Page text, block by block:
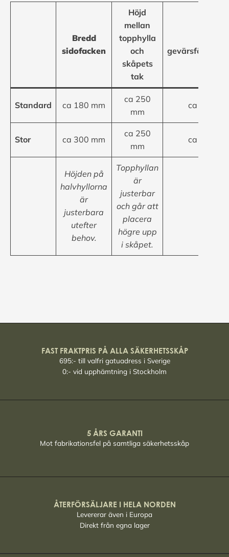
Bredd
sidofacken
Höjd
mellan
topphylla
och
skåpets
tak
Standard ca 180 mm
ca 250
mm
ca 355
Stor ca 300 mm
ca 250
mm
ca 235
Höjden på
halvhyllorna
är
justerbara
utefter
behov.
Topphyllan
är
justerbar
och går att
placera
högre upp
i skåpet.
FAST FRAKTPRIS PÅ ALLA SÄKERHETSSKÅP
695:- till valfri gatuadress i Sverige
0:- vid upphämtning i Stockholm
5 ÅRS GARANTI
Mot fabrikationsfel på samtliga säkerhetsskåp
ÅTERFÖRSÄLJARE I HELA NORDEN
Levererar även i Europa
Direkt från egna lager